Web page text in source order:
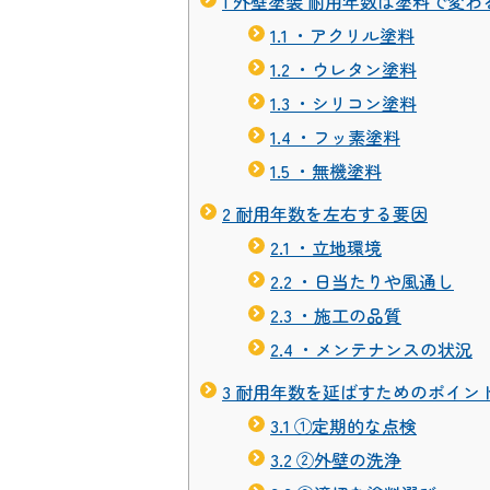
1.1 ・アクリル塗料
1.2 ・ウレタン塗料
1.3 ・シリコン塗料
1.4 ・フッ素塗料
1.5 ・無機塗料
2 耐用年数を左右する要因
2.1 ・立地環境
2.2 ・日当たりや風通し
2.3 ・施工の品質
2.4 ・メンテナンスの状況
3 耐用年数を延ばすためのポイン
3.1 ①定期的な点検
3.2 ②外壁の洗浄